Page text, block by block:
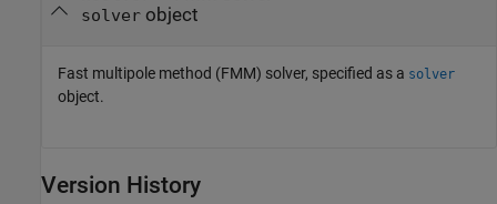
solverobject
Fast multipole method (FMM) solver, specified as a solver
object.
Version History